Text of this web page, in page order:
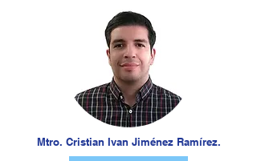
Mtro. Cristian Ivan Jiménez Ramírez.